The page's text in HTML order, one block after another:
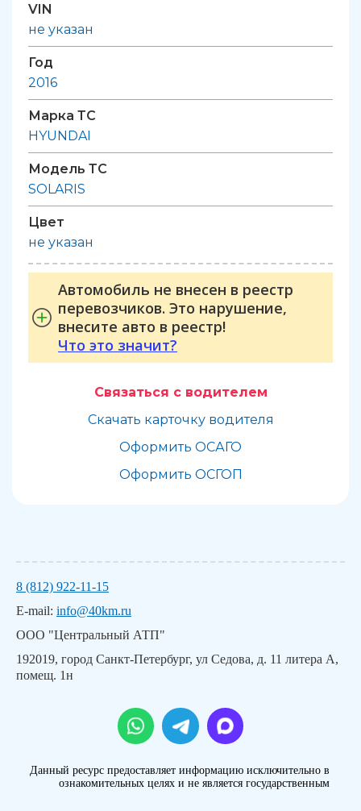
VIN
не указан
Год
2016
Марка ТС
HYUNDAI
Модель ТС
SOLARIS
Цвет
не указан
Автомобиль не внесен в реестр
перевозчиков. Это нарушение,
внесите авто в реестр!
Что это значит?
Связаться с водителем
Скачать карточку водителя
Оформить ОСАГО
Оформить ОСГОП
8 (812) 922-11-15
E-mail: info@40km.ru
ООО "Центральный АТП"
192019, город Санкт-Петербург, ул Седова, д. 11 литера А,
помещ. 1н
Данный ресурс предоставляет информацию исключительно в
ознакомительных целях и не является государственным